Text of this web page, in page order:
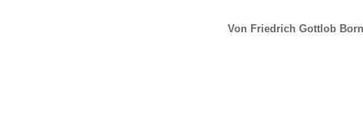
Von Friedrich Gottlob